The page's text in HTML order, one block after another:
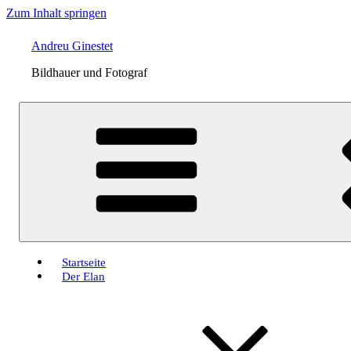
Zum Inhalt springen
Andreu Ginestet
Bildhauer und Fotograf
Startseite
Der Elan